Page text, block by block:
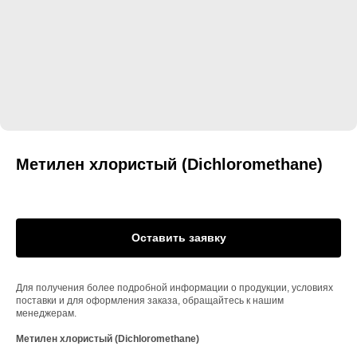
Метилен хлористый (Dichloromethane)
Оставить заявку
Для получения более подробной информации о продукции, условиях
поставки и для оформления заказа, обращайтесь к нашим
менеджерам.
Метилен хлористый (Dichloromethane)